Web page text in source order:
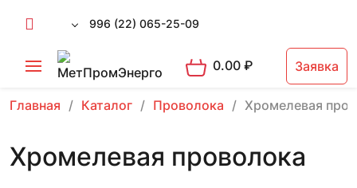
996 (22) 065-25-09
0.00₽ Заявка
Главная Каталог Проволока Хромелевая
Хромелевая проволока